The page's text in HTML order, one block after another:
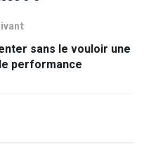
sans le vouloir une
performance